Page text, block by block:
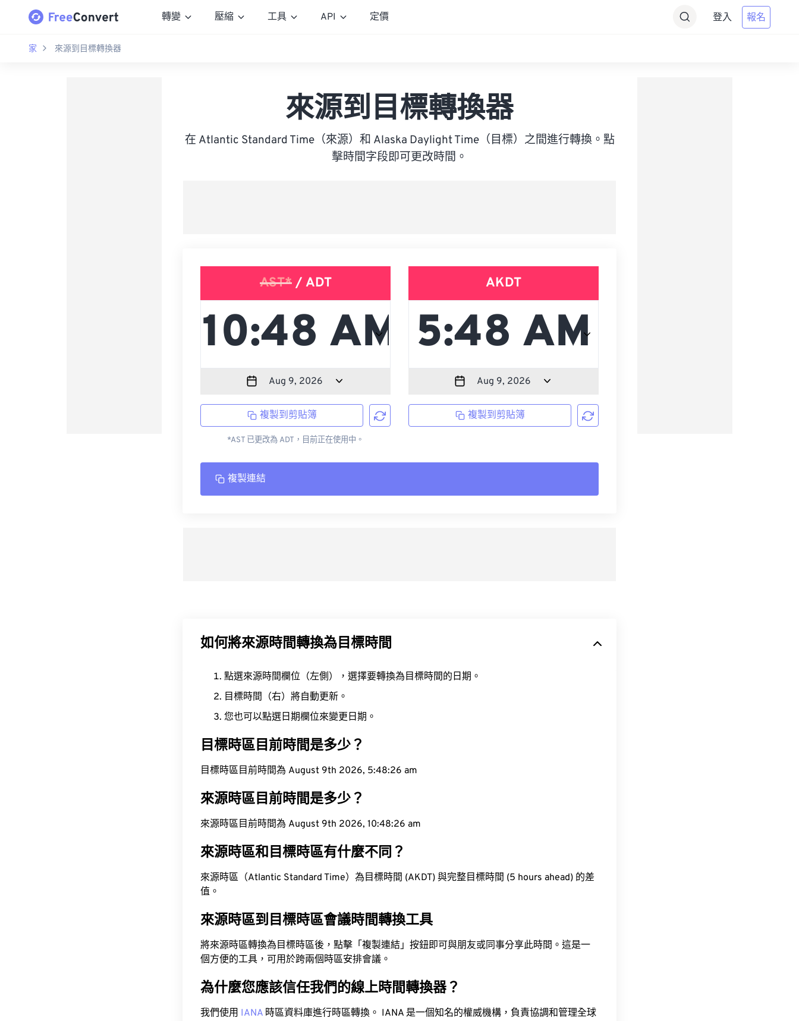
轉變 壓縮 工具 API 定價 登入 報名
家 來源到目標轉換器
來源到目標轉換器
在 Atlantic Standard Time（來源）和 Alaska Daylight Time（目標）之間進行轉換。點
擊時間字段即可更改時間。
AST*/ ADT
複製到剪貼簿
*AST 已更改為 ADT，目前正在使用中。
AKDT
複製到剪貼簿
複製連結
如何將來源時間轉換為目標時間
點選來源時間欄位（左側），選擇要轉換為目標時間的日期。
目標時間（右）將自動更新。
您也可以點選日期欄位來變更日期。
目標時區目前時間是多少？
目標時區目前時間為 August 9th 2026, 5:48:27 am
來源時區目前時間是多少？
來源時區目前時間為 August 9th 2026, 10:48:27 am
來源時區和目標時區有什麼不同？
來源時區（Atlantic Standard Time）為目標時間 (AKDT) 與完整目標時間 (5 hours ahead) 的差
值。
來源時區到目標時區會議時間轉換工具
將來源時區轉換為目標時區後，點擊「複製連結」按鈕即可與朋友或同事分享此時間。這是一
個方便的工具，可用於跨兩個時區安排會議。
為什麼您應該信任我們的線上時間轉換器？
我們使用 IANA 時區資料庫進行時區轉換。 IANA 是一個知名的權威機構，負責協調和管理全球